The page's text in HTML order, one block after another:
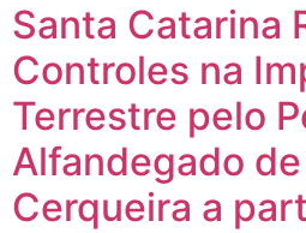
Santa Catarina
Controles na
Terrestre pelo
Alfandegado
Cerqueira a